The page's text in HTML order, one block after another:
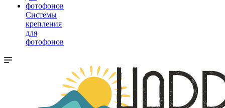
Системы
крепления
для
фотофонов